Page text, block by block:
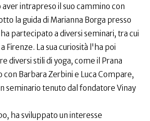
intrapreso il suo cammino con
la guida di Marianna Borga presso
partecipato a diversi seminari, tra cui
Firenze. La sua curiosità l'ha poi
diversi stili di yoga, come il Prana
con Barbara Zerbini e Luca Compare,
seminario tenuto dal fondatore Vinay
ha sviluppato un interesse